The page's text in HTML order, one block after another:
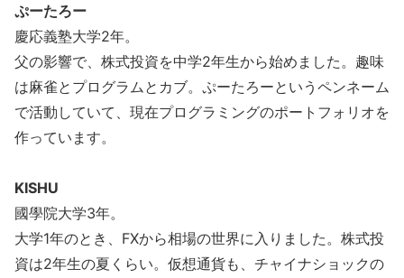
ぷーたろー
慶応義塾大学2年。
父の影響で、株式投資を中学2年生から始めました。趣味
は麻雀とプログラムとカブ。ぷーたろーというペンネーム
で活動していて、現在プログラミングのポートフォリオを
作っています。
KISHU
國學院大学3年。
大学1年のとき、FXから相場の世界に入りました。株式投
資は2年生の夏くらい。仮想通貨も、チャイナショックの